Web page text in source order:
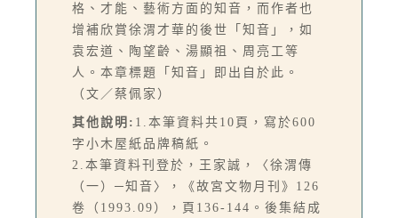
格、才能、藝術方面的知音，而作者也
增補欣賞徐渭才華的後世「知音」，如
袁宏道、陶望齡、湯顯祖、周亮工等
人。本章標題「知音」即出自於此。
（文／蔡佩家）
其他說明: 1.本筆資料共10頁，寫於600
字小木屋紙品牌稿紙。
2.本筆資料刊登於，王家誠，〈徐渭傳
（一）─知音〉，《故宮文物月刊》126
卷（1993.09），頁136-144。後集結成